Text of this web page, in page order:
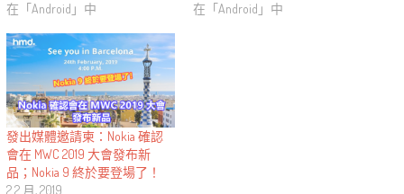
在「Android」中
在「Android」中
發出媒體邀請柬：Nokia 確認
會在 MWC 2019 大會發布新
品；Nokia 9 終於要登場了！
2 2 月, 2019